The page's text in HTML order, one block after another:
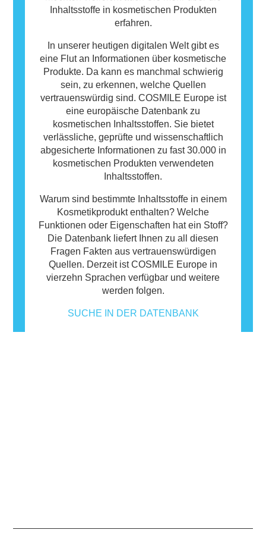
Inhaltsstoffe in kosmetischen Produkten
erfahren.
In unserer heutigen digitalen Welt gibt es
eine Flut an Informationen über kosmetische
Produkte. Da kann es manchmal schwierig
sein, zu erkennen, welche Quellen
vertrauenswürdig sind. COSMILE Europe ist
eine europäische Datenbank zu
kosmetischen Inhaltsstoffen. Sie bietet
verlässliche, geprüfte und wissenschaftlich
abgesicherte Informationen zu fast 30.000 in
kosmetischen Produkten verwendeten
Inhaltsstoffen.
Warum sind bestimmte Inhaltsstoffe in einem
Kosmetikprodukt enthalten? Welche
Funktionen oder Eigenschaften hat ein Stoff?
Die Datenbank liefert Ihnen zu all diesen
Fragen Fakten aus vertrauenswürdigen
Quellen. Derzeit ist COSMILE Europe in
vierzehn Sprachen verfügbar und weitere
werden folgen.
SUCHE IN DER DATENBANK